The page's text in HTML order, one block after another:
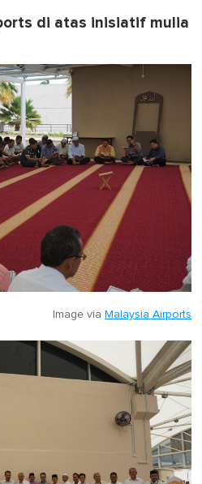
di atas inisiatif mulia
Image via Malaysia Airports